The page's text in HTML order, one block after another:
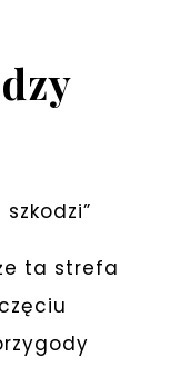
ta strefa